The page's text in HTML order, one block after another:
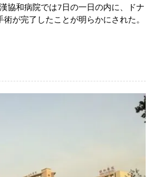
協和病院では7日の一日の内に、ドナ
が完了したことが明らかにされた。